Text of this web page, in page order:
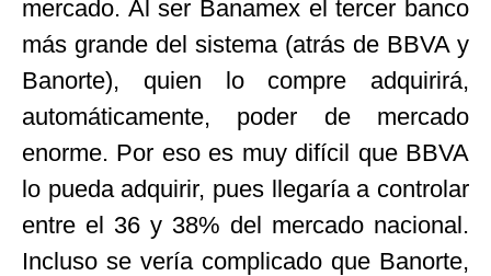
mercado. Al ser Banamex el tercer banco
más grande del sistema (atrás de BBVA y
Banorte), quien lo compre adquirirá,
automáticamente, poder de mercado
enorme. Por eso es muy difícil que BBVA
lo pueda adquirir, pues llegaría a controlar
entre el 36 y 38% del mercado nacional.
Incluso se vería complicado que Banorte,